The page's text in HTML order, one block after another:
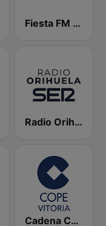
Fiesta FM - Levante
Radio Orihuela SER
Cadena COPE Vitoria